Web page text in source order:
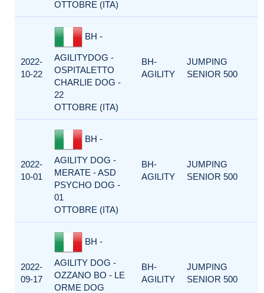
OTTOBRE (ITA)
2022-
10-22
BH -
AGILITYDOG -
OSPITALETTO
CHARLIE DOG -
22
OTTOBRE (ITA)
BH-
AGILITY
JUMPING
SENIOR 500
2022-
10-01
BH -
AGILITY DOG -
MERATE - ASD
PSYCHO DOG -
01
OTTOBRE (ITA)
BH-
AGILITY
JUMPING
SENIOR 500
2022-
09-17
BH -
AGILITY DOG -
OZZANO BO - LE
ORME DOG
BH-
AGILITY
JUMPING
SENIOR 500